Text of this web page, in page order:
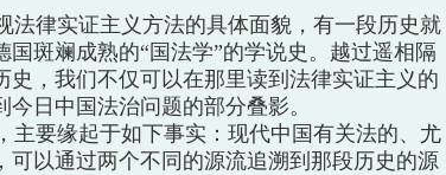
律实证主义方法的具体面貌，有一段历史就
国斑斓成熟的“国法学”的学说史。越过遥相隔
史，我们不仅可以在那里读到法律实证主义的
日中国法治问题的部分叠影。
要缘起于如下事实：现代中国有关法的、尤
可以通过两个不同的源流追溯到那段历史的源